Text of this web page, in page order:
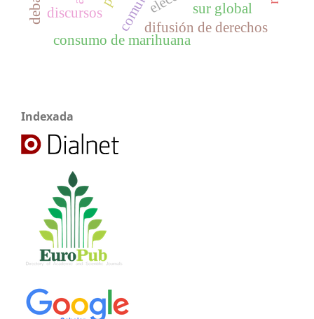
difusión de derechos
consumo de marihuana
sur global
discursos
Indexada